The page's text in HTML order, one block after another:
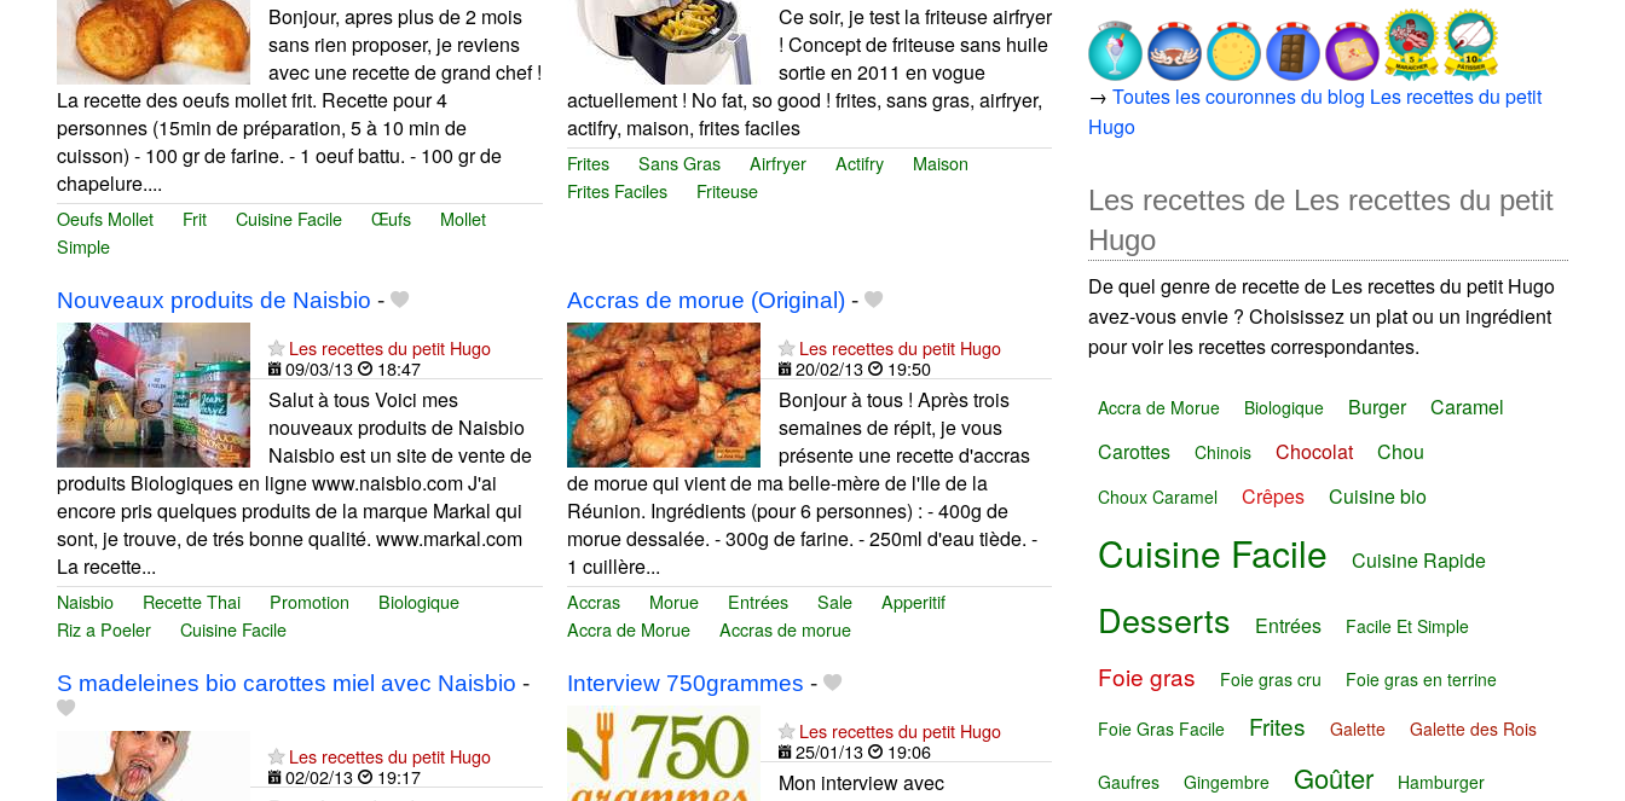
Bonjour, apres plus de 2 mois
sans rien proposer, je reviens
avec une recette de grand chef !
La recette des oeufs mollet frit. Recette pour 4
personnes (15min de préparation, 5 à 10 min de
cuisson) - 100 gr de farine. - 1 oeuf battu. - 100 gr de
chapelure....
Oeufs Mollet Frit Cuisine Facile Œufs
Mollet
Simple
Ce soir, je test la friteuse airfryer
! Concept de friteuse sans huile
sortie en 2011 en vogue
actuellement ! No fat, so good ! frites, sans gras, airfryer,
actifry, maison, frites faciles
Frites Sans Gras Airfryer Actifry
Maison
Frites Faciles
Friteuse
Nouveaux produits de Naisbio -
Les recettes du petit Hugo
09/03/13
18:47
Salut à tous Voici mes
nouveaux produits de Naisbio
Naisbio est un site de vente de
produits Biologiques en ligne www.naisbio.com J'ai
encore pris quelques produits de la marque Markal qui
sont, je trouve, de trés bonne qualité. www.markal.com
La recette...
Naisbio Recette Thai Promotion
Biologique
Riz a Poeler
Cuisine Facile
Accras de morue (Original)-
Les recettes du petit Hugo
20/02/13
19:50
Bonjour à tous ! Après trois
semaines de répit, je vous
présente une recette d'accras
de morue qui vient de ma belle-mère de l'Ile de la
Réunion. Ingrédients (pour 6 personnes) : - 400g de
morue dessalée. - 300g de farine. - 250ml d'eau tiède. -
1 cuillère...
Accras Morue Entrées Sale
Apperitif
Accra de Morue
Accras de morue
S madeleines bio carottes miel avec Naisbio -
Les recettes du petit Hugo
02/02/13
19:17
Interview 750grammes -
Les recettes du petit Hugo
25/01/13
19:06
Mon interview avec
→Toutes les couronnes du blog Les recettes du petit
Hugo
Les recettes de Les recettes du petit
Hugo
De quel genre de recette de Les recettes du petit Hugo
avez-vous envie ? Choisissez un plat ou un ingrédient
pour voir les recettes correspondantes.
Accra de Morue Biologique Burger
Caramel
Carottes
Chinois Chocolat Chou
Choux Caramel Crêpes Cuisine bio
Cuisine Facile Cuisine Rapide
Desserts Entrées Facile Et Simple
Foie gras Foie gras cru Foie gras en terrine
Foie Gras Facile Frites Galette Galette des Rois
Gaufres Gingembre Goûter Hamburger